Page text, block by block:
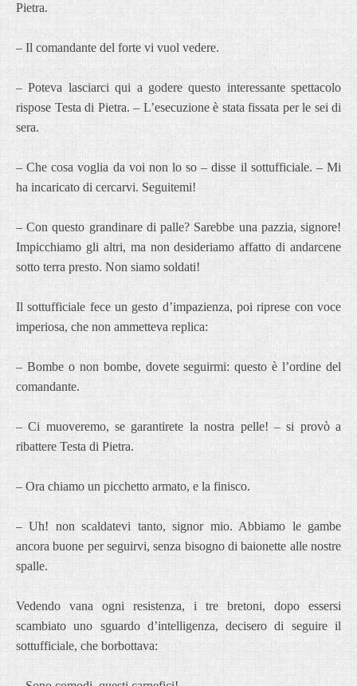
Pietra.
– Il comandante del forte vi vuol vedere.
– Poteva lasciarci qui a godere questo interessante spettacolo
rispose Testa di Pietra. – L’esecuzione è stata fissata per le sei di
sera.
– Che cosa voglia da voi non lo so – disse il sottufficiale. – Mi
ha incaricato di cercarvi. Seguitemi!
– Con questo grandinare di palle? Sarebbe una pazzia, signore!
Impicchiamo gli altri, ma non desideriamo affatto di andarcene
sotto terra presto. Non siamo soldati!
Il sottufficiale fece un gesto d’impazienza, poi riprese con voce
imperiosa, che non ammetteva replica:
– Bombe o non bombe, dovete seguirmi: questo è l’ordine del
comandante.
– Ci muoveremo, se garantirete la nostra pelle! – si provò a
ribattere Testa di Pietra.
– Ora chiamo un picchetto armato, e la finisco.
– Uh! non scaldatevi tanto, signor mio. Abbiamo le gambe
ancora buone per seguirvi, senza bisogno di baionette alle nostre
spalle.
Vedendo vana ogni resistenza, i tre bretoni, dopo essersi
scambiato uno sguardo d’intelligenza, decisero di seguire il
sottufficiale, che borbottava: